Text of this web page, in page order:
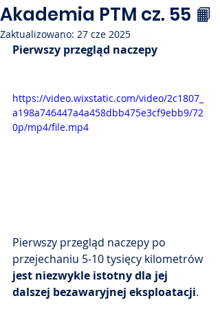
Akademia PTM cz. 55 📙
Zaktualizowano: 27 cze 2025
Pierwszy przegląd naczepy
https://video.wixstatic.com/video/2c1807_
a198a746447a4a458dbb475e3cf9ebb9/72
0p/mp4/file.mp4
Pierwszy przegląd naczepy po
przejechaniu 5-10 tysięcy kilometrów
jest niezwykle istotny dla jej
dalszej bezawaryjnej eksploatacji.